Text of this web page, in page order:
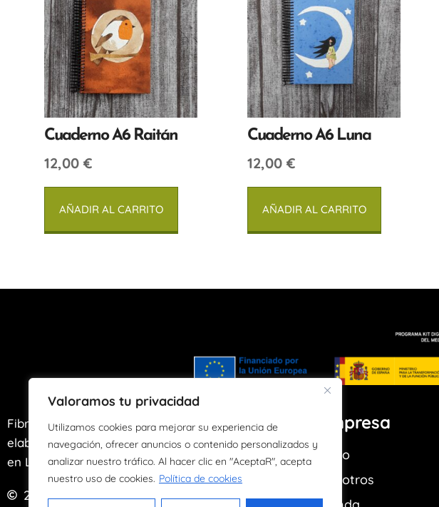
Valoramos tu privacidad
Utilizamos cookies para mejorar su experiencia de
navegación, ofrecer anuncios o contenido personalizados y
analizar nuestro tráfico. Al hacer clic en "AceptaR", acepta
nuestro uso de cookies. Política de cookies
Cuaderno A6 Raitán
12,00 €
AÑADIR AL CARRITO
Cuaderno A6 Luna
12,00 €
AÑADIR AL CARRITO
Fibras de Agua es un taller artesano de
elaboración y transformación de papel ubicado
en Llanes, Asturias desde el año 2004.
2024 Derechos reservados
Empresa
Inicio
Nosotros